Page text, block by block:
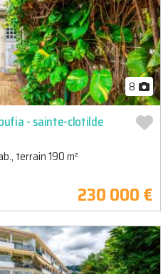
8
- sainte-clotilde
terrain 190 m²
230 000 €